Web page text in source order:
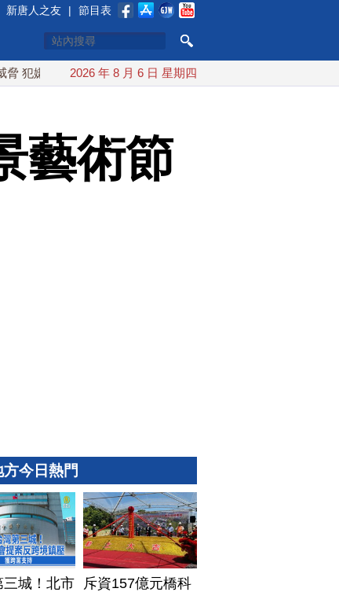
新唐人之友 | 節目表
高殺傷力彈藥被捕 台灣破獲17家中企非法挖角 驚見美軍
2026 年 8 月 6 日 星期四
藝術節
方今日熱門
三城！北市
斥資157億元橋科